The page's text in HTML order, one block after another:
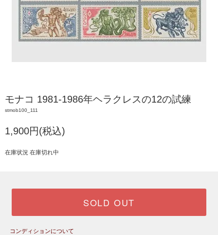
モナコ 1981-1986年ヘラクレスの12の試練
stmob100_111
1,900円(税込)
在庫状況 在庫切れ中
SOLD OUT
コンディションについて